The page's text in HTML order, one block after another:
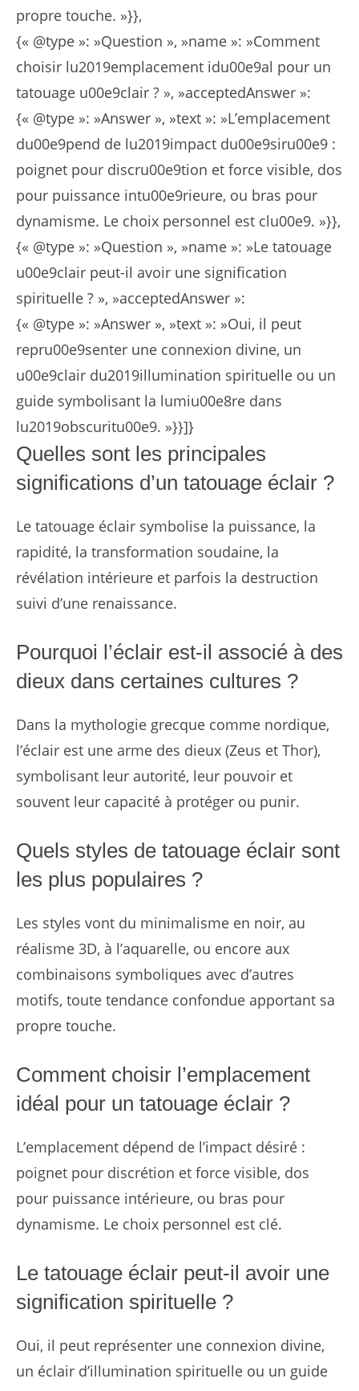
propre touche. »}},
{« @type »: »Question », »name »: »Comment
choisir lu2019emplacement idu00e9al pour un
tatouage u00e9clair ? », »acceptedAnswer »:
{« @type »: »Answer », »text »: »L’emplacement
du00e9pend de lu2019impact du00e9siru00e9 :
poignet pour discru00e9tion et force visible, dos
pour puissance intu00e9rieure, ou bras pour
dynamisme. Le choix personnel est clu00e9. »}},
{« @type »: »Question », »name »: »Le tatouage
u00e9clair peut-il avoir une signification
spirituelle ? », »acceptedAnswer »:
{« @type »: »Answer », »text »: »Oui, il peut
repru00e9senter une connexion divine, un
u00e9clair du2019illumination spirituelle ou un
guide symbolisant la lumiu00e8re dans
lu2019obscuritu00e9. »}}]}
Quelles sont les principales
significations d’un tatouage éclair ?
Le tatouage éclair symbolise la puissance, la
rapidité, la transformation soudaine, la
révélation intérieure et parfois la destruction
suivi d’une renaissance.
Pourquoi l’éclair est-il associé à des
dieux dans certaines cultures ?
Dans la mythologie grecque comme nordique,
l’éclair est une arme des dieux (Zeus et Thor),
symbolisant leur autorité, leur pouvoir et
souvent leur capacité à protéger ou punir.
Quels styles de tatouage éclair sont
les plus populaires ?
Les styles vont du minimalisme en noir, au
réalisme 3D, à l’aquarelle, ou encore aux
combinaisons symboliques avec d’autres
motifs, toute tendance confondue apportant sa
propre touche.
Comment choisir l’emplacement
idéal pour un tatouage éclair ?
L’emplacement dépend de l’impact désiré :
poignet pour discrétion et force visible, dos
pour puissance intérieure, ou bras pour
dynamisme. Le choix personnel est clé.
Le tatouage éclair peut-il avoir une
signification spirituelle ?
Oui, il peut représenter une connexion divine,
un éclair d’illumination spirituelle ou un guide